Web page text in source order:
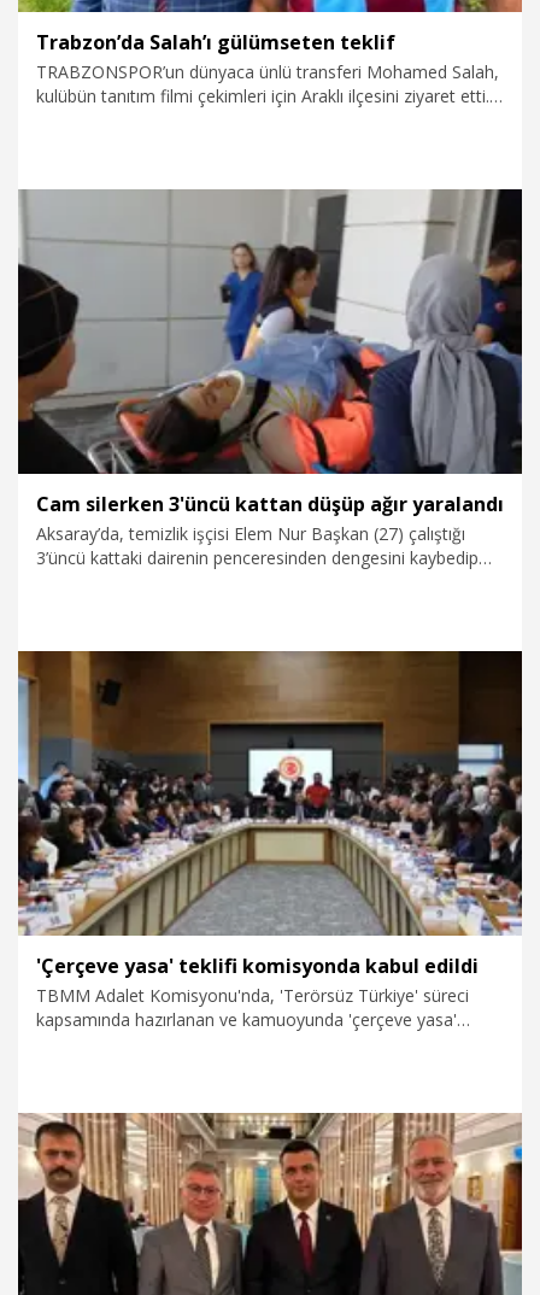
Trabzon’da Salah’ı gülümseten teklif
TRABZONSPOR’un dünyaca ünlü transferi Mohamed Salah,
kulübün tanıtım filmi çekimleri için Araklı ilçesini ziyaret etti.
yaşanabilir olacak ve küresel ısınmadan en az etkilenecek
yer olacak. Dolayısıyla size burada güzel bir arazi verelim”
teklifinde bulundu. Salah’ın teklife gülümsediği anlar, sanal
medyada ilgi gördü.
8.08.2026
Cam silerken 3'üncü kattan düşüp ağır yaralandı
Aksaray’da, temizlik işçisi Elem Nur Başkan (27) çalıştığı
3’üncü kattaki dairenin penceresinden dengesini kaybedip
8.08.2026
'Çerçeve yasa' teklifi komisyonda kabul edildi
TBMM Adalet Komisyonu'nda, 'Terörsüz Türkiye' süreci
kapsamında hazırlanan ve kamuoyunda 'çerçeve yasa'
bekleniyor.
8.08.2026 Politika